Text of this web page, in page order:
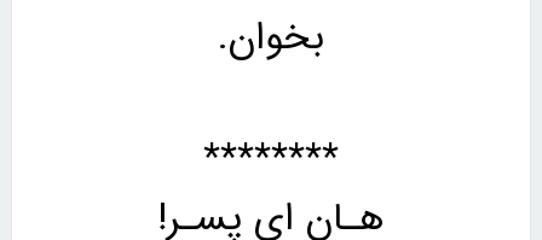
بخوان.
********
هـان ای پسـر!